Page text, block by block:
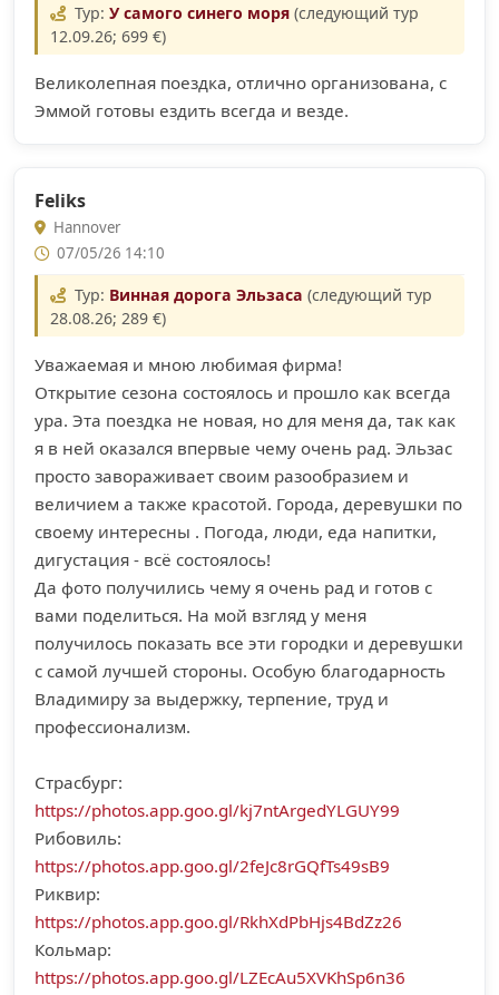
Тур: У самого синего моря(следующий тур
12.09.26; 699 €)
Великолепная поездка, отлично организована, с
Эммой готовы ездить всегда и везде.
Feliks
Hannover
07/05/26 14:10
Тур: Винная дорога Эльзаса (следующий тур
28.08.26; 289 €)
Уважаемая и мною любимая фирма!
Открытие сезона состоялось и прошло как всегда
ура. Эта поездка не новая, но для меня да, так как
я в ней оказался впервые чему очень рад. Эльзас
просто завораживает своим разообразием и
величием а также красотой. Города, деревушки по
своему интересны . Погода, люди, еда напитки,
дигустация - всё состоялось!
Да фото получились чему я очень рад и готов с
вами поделиться. На мой взгляд у меня
получилось показать все эти городки и деревушки
с самой лучшей стороны. Особую благодарность
Владимиру за выдержку, терпение, труд и
профессионализм.
Страсбург:
https://photos.app.goo.gl/kj7ntArgedYLGUY99
Рибовиль:
https://photos.app.goo.gl/2feJc8rGQfTs49sB9
Риквир:
https://photos.app.goo.gl/RkhXdPbHjs4BdZz26
Кольмар:
https://photos.app.goo.gl/LZEcAu5XVKhSp6n36